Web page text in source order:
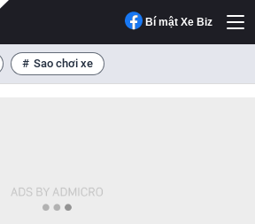
Bí mật Xe Biz
Sao chơi xe